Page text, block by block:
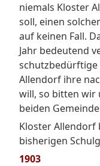
niemals Kloster
soll, einen
auf keinen Fall.
Jahr bedeutend
Allendorf ihre
will, so bitten wir
beiden
Kloster
bisherigen
1903